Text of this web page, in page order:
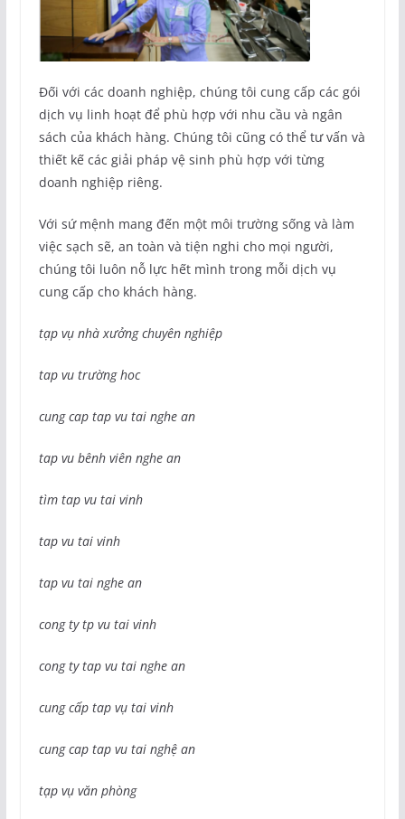
Đối với các doanh nghiệp, chúng tôi cung cấp các gói
dịch vụ linh hoạt để phù hợp với nhu cầu và ngân
sách của khách hàng. Chúng tôi cũng có thể tư vấn và
thiết kế các giải pháp vệ sinh phù hợp với từng
doanh nghiệp riêng.
Với sứ mệnh mang đến một môi trường sống và làm
việc sạch sẽ, an toàn và tiện nghi cho mọi người,
chúng tôi luôn nỗ lực hết mình trong mỗi dịch vụ
cung cấp cho khách hàng.
tạp vụ nhà xưởng chuyên nghiệp
tap vu trường hoc
cung cap tap vu tai nghe an
tap vu bênh viên nghe an
tìm tap vu tai vinh
tap vu tai vinh
tap vu tai nghe an
cong ty tp vu tai vinh
cong ty tap vu tai nghe an
cung cấp tap vụ tai vinh
cung cap tap vu tai nghệ an
tạp vụ văn phòng